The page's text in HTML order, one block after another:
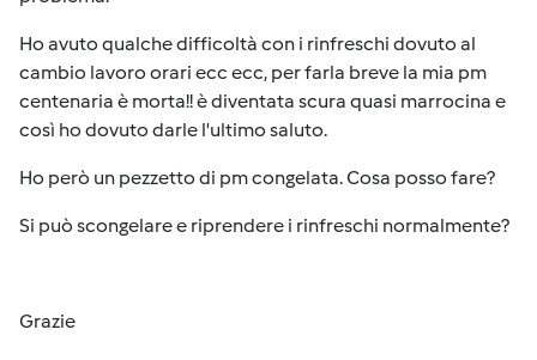
Ho avuto qualche difficoltà con i rinfreschi dovuto al
cambio lavoro orari ecc ecc, per farla breve la mia pm
centenaria è morta!! è diventata scura quasi marrocina e
così ho dovuto darle l'ultimo saluto.
Ho però un pezzetto di pm congelata. Cosa posso fare?
Si può scongelare e riprendere i rinfreschi normalmente?
Grazie